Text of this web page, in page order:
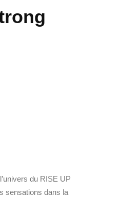
du RISE UP
sensations dans la